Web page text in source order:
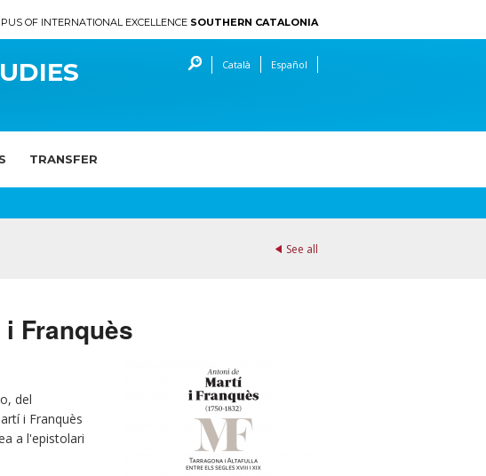
OF INTERNATIONAL EXCELLENCE SOUTHERN CATALONIA
Català Español
TRANSFER
See all
Franquès
del
i Franquès
a l'epistolari